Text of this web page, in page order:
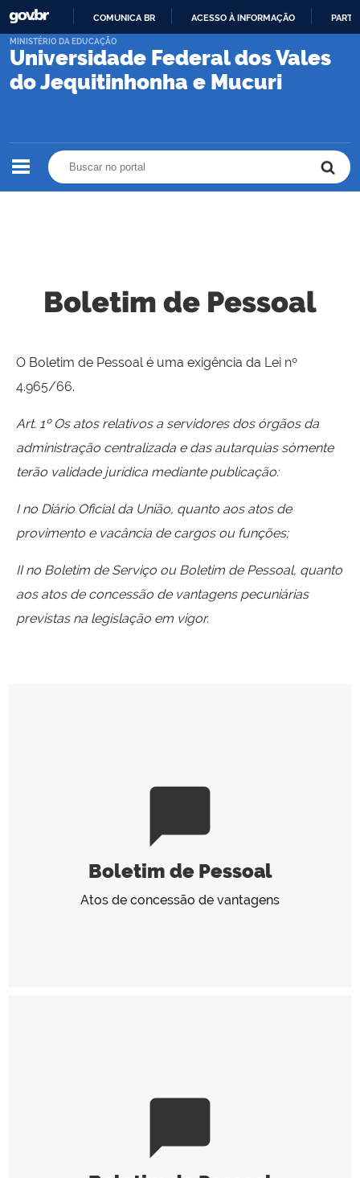
PARA
CONTEÚDO
COMUNICA BR ACESSO À INFORMAÇÃO
Universidade Federal dos Vales
do Jequitinhonha e Mucuri
MINISTÉRIO DA EDUCAÇÃO
Boletim de Pessoal
O Boletim de Pessoal é uma exigência da Lei nº
4.965/66.
Art. 1º Os atos relativos a servidores dos órgãos da
administração centralizada e das autarquias sòmente
terão validade jurídica mediante publicação:
I no Diário Oficial da União, quanto aos atos de
provimento e vacância de cargos ou funções;
II no Boletim de Serviço ou Boletim de Pessoal, quanto
aos atos de concessão de vantagens pecuniárias
previstas na legislação em vigor.
chat_bubble
Boletim de Pessoal
Atos de concessão de vantagens
chat_bubble